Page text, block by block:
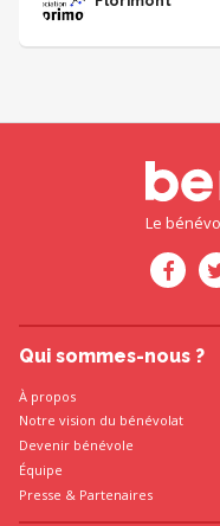
Le
Qui sommes-nous ?
À propos
Notre vision du bénévolat
Devenir bénévole
Équipe
Presse & Partenaires